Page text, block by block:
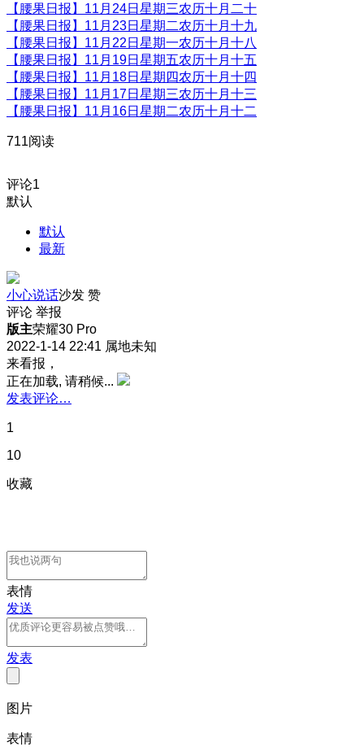
【腰果日报】11月24日星期三农历十月二十
【腰果日报】11月23日星期二农历十月十九
【腰果日报】11月22日星期一农历十月十八
【腰果日报】11月19日星期五农历十月十五
【腰果日报】11月18日星期四农历十月十四
【腰果日报】11月17日星期三农历十月十三
【腰果日报】11月16日星期二农历十月十二
711阅读
评论1
默认
默认
最新
小心说话沙发 赞
评论 举报
版主荣耀30 Pro
2022-1-14 22:41 属地未知
来看报，
正在加载, 请稍候...
发表评论…
1
10
收藏
表情
发送
发表
图片
表情